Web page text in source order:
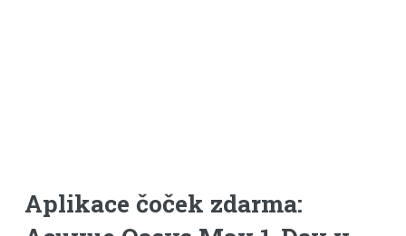
Aplikace čoček zdarma: